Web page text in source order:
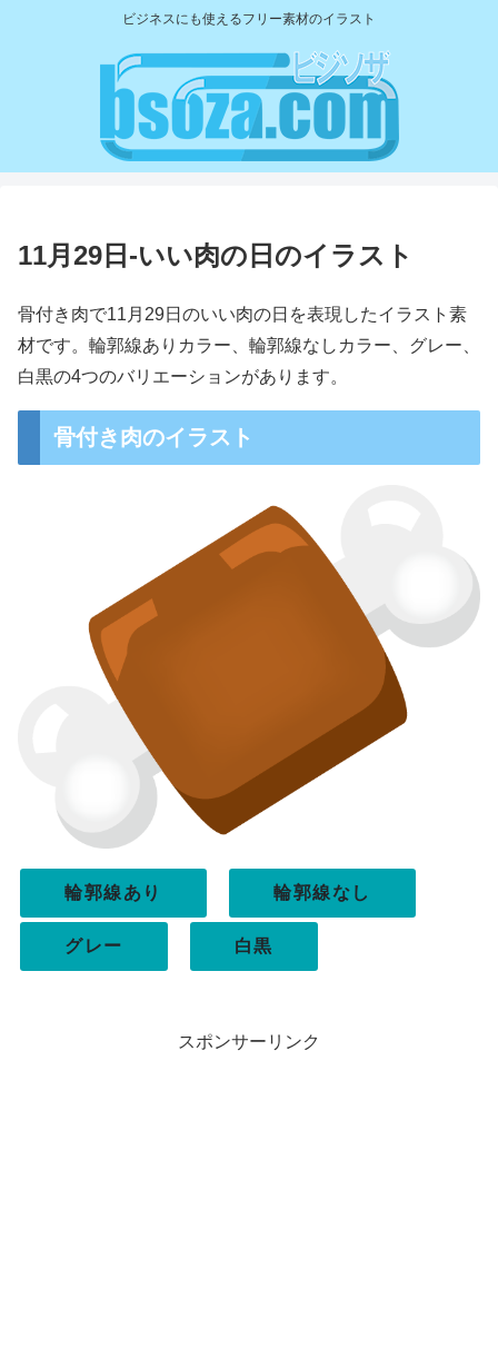
ビジネスにも使えるフリー素材のイラスト
11月29日-いい肉の日のイラスト
骨付き肉で11月29日のいい肉の日を表現したイラスト素
材です。輪郭線ありカラー、輪郭線なしカラー、グレー、
白黒の4つのバリエーションがあります。
骨付き肉のイラスト
輪郭線あり 輪郭線なし
グレー 白黒
スポンサーリンク